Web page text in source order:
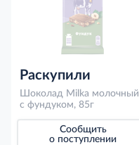
Раскупили
Шоколад Milka молочный
с фундуком, 85г
Сообщить
о поступлении